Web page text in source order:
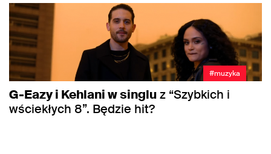
#muzyka
G-Eazy i Kehlani w singluz “Szybkich i
wściekłych 8”. Będzie hit?